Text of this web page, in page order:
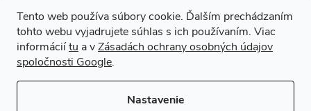
Tento web používa súbory cookie. Ďalším prechádzaním
tohto webu vyjadrujete súhlas s ich používaním. Viac
informáciítu a vZásadách ochrany osobných údajov
spoločnosti Google.
Nastavenie
Prijímame online platby